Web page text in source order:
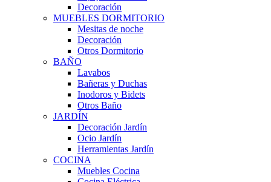
Decoración
MUEBLES DORMITORIO
Mesitas de noche
Decoración
Otros Dormitorio
BAÑO
Lavabos
Bañeras y Duchas
Inodoros y Bidets
Otros Baño
JARDÍN
Decoración Jardín
Ocio Jardín
Herramientas Jardín
COCINA
Muebles Cocina